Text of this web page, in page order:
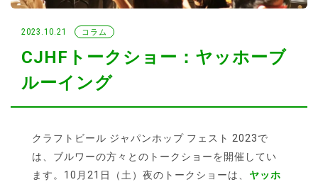
2023.10.21 コラム
CJHFトークショー：ヤッホーブ
ルーイング
クラフトビール ジャパンホップ フェスト 2023で
は、ブルワーの方々とのトークショーを開催してい
ます。10月21日（土）夜のトークショーは、 ヤッホ